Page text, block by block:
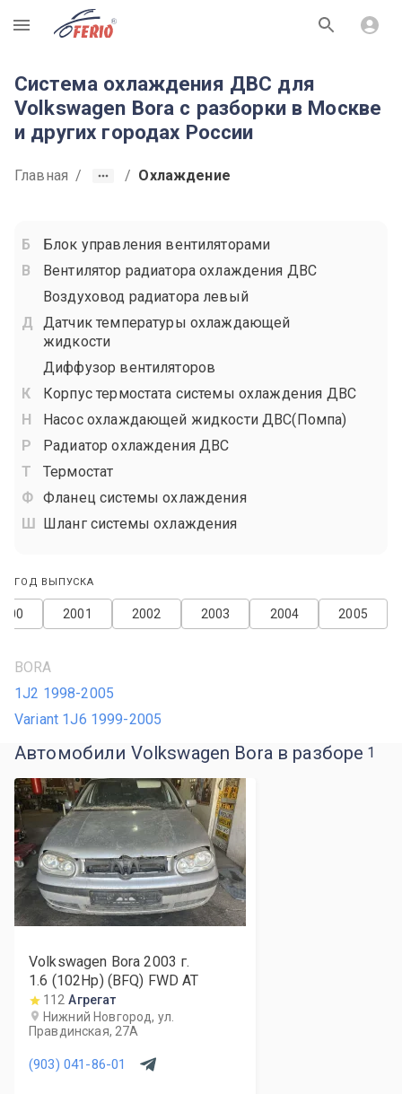
R
Система охлаждения ДВС для
Volkswagen Bora с разборки в Москве
и других городах России
Главная / / Охлаждение
Блок управления вентиляторами
Вентилятор радиатора охлаждения ДВС
Воздуховод радиатора левый
Датчик температуры охлаждающей
жидкости
Диффузор вентиляторов
Корпус термостата системы охлаждения ДВС
Насос охлаждающей жидкости ДВС(Помпа)
Радиатор охлаждения ДВС
Термостат
Фланец системы охлаждения
Шланг системы охлаждения
ГОД ВЫПУСКА
2005
2004
2003
2002
2001
BORA
1J2 1998-2005
Variant 1J6 1999-2005
Автомобили Volkswagen Bora в разборе 1
Volkswagen Bora 2003 г.
1.6 (102Hp) (BFQ) FWD AT
112 Агрегат
Нижний Новгород, ул.
Правдинская, 27А
(903) 041-86-01